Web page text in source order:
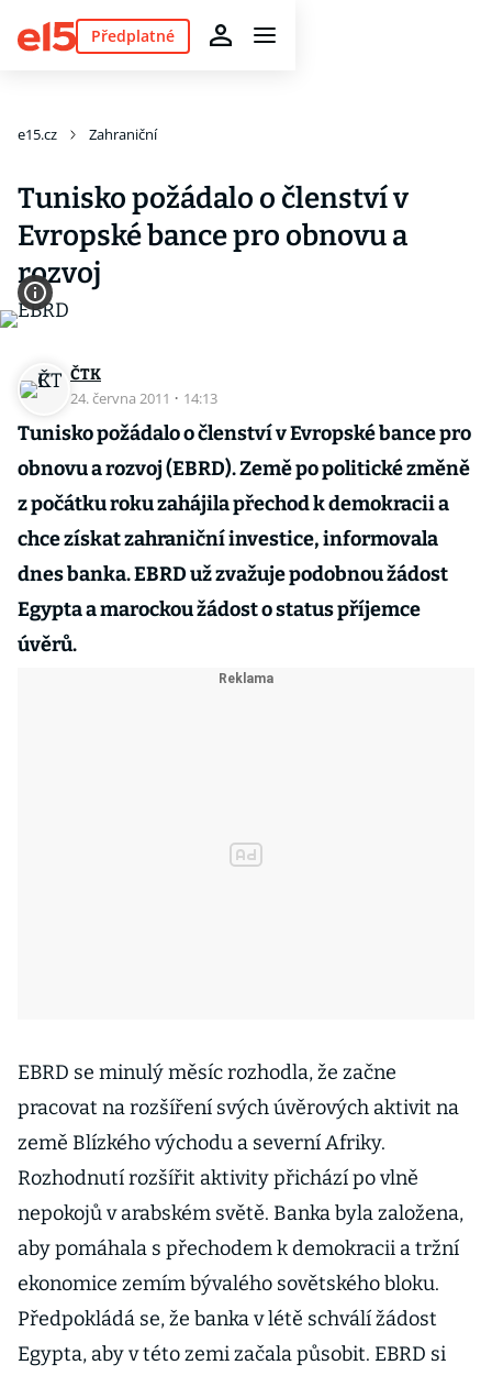
Předplatné
e15.cz Zahraniční
Tunisko požádalo o členství v
Evropské bance pro obnovu a
rozvoj
ČTK
24. června 2011 · 14:13
Tunisko požádalo o členství v Evropské bance pro
obnovu a rozvoj (EBRD). Země po politické změně
z počátku roku zahájila přechod k demokracii a
chce získat zahraniční investice, informovala
dnes banka. EBRD už zvažuje podobnou žádost
Egypta a marockou žádost o status příjemce
úvěrů.
EBRD se minulý měsíc rozhodla, že začne
pracovat na rozšíření svých úvěrových aktivit na
země Blízkého východu a severní Afriky.
Rozhodnutí rozšířit aktivity přichází po vlně
nepokojů v arabském světě. Banka byla založena,
aby pomáhala s přechodem k demokracii a tržní
ekonomice zemím bývalého sovětského bloku.
Předpokládá se, že banka v létě schválí žádost
Egypta, aby v této zemi začala působit. EBRD si